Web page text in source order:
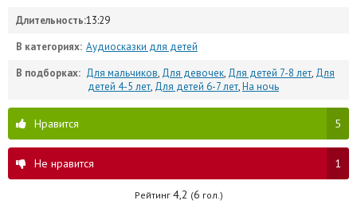
Длительность:13:29
В категориях: Аудиосказки для детей
В подборках: Для мальчиков, Для девочек, Для детей 7-8 лет, Для
детей 4-5 лет, Для детей 6-7 лет,На ночь
Нравится 5
Не нравится 1
Рейтинг 4,2 (6 гол.)